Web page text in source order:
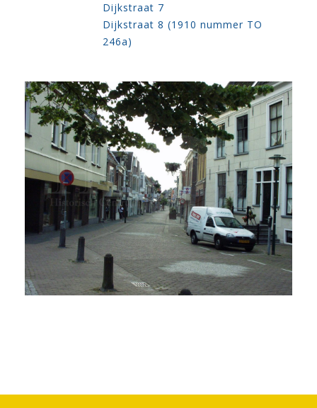
Dijkstraat 7
Dijkstraat 8 (1910 nummer TO
246a)